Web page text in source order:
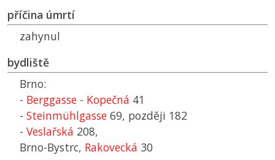
příčina úmrtí
zahynul
bydliště
Brno:
- Berggasse - Kopečná 41
- Steinmühlgasse 69, později 182
- Veslařská 208,
Brno-Bystrc, Rakovecká 30